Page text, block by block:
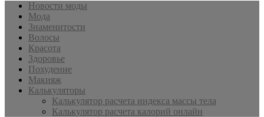
Новости моды
Мода
Знаменитости
Волосы
Красота
Здоровье
Похудение
Макияж
Калькуляторы
Калькулятор расчета индекса массы тела
Калькулятор расчета калорий онлайн